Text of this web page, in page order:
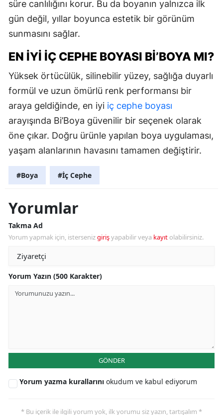
süre canlılığını korur. Bu da boyanın yalnızca ilk
gün değil, yıllar boyunca estetik bir görünüm
sunmasını sağlar.
EN İYI İÇ CEPHE BOYASI BI’BOYA MI?
Yüksek örtücülük, silinebilir yüzey, sağlığa duyarlı
formül ve uzun ömürlü renk performansı bir
araya geldiğinde, en iyi iç cephe boyası
arayışında Bi’Boya güvenilir bir seçenek olarak
öne çıkar. Doğru ürünle yapılan boya uygulaması,
yaşam alanlarının havasını tamamen değiştirir.
#Boya #İç Cephe
Yorumlar
Takma Ad
Yorum yapmak için, istersenizgirişyapabilir veya kayıt olabilirsiniz.
Yorum Yazın (500 Karakter)
GÖNDER
Yorum yazma kurallarını okudum ve kabul ediyorum
* Bu içerik ile ilgili yorum yok, ilk yorumu siz yazın, tartışalım *